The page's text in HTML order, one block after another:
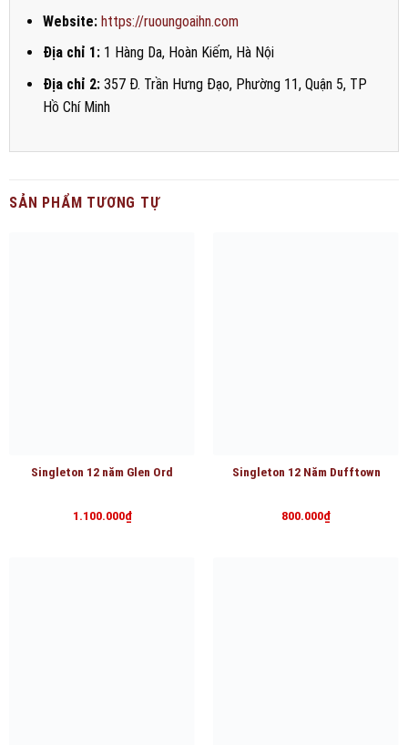
Website: https://ruoungoaihn.com
Địa chỉ 1:1 Hàng Da, Hoàn Kiếm, Hà Nội
Địa chỉ 2:357 Đ. Trần Hưng Đạo, Phường 11, Quận 5, TP
Hồ Chí Minh
SẢN PHẨM TƯƠNG TỰ
Singleton 12 năm Glen Ord Singleton 12 Năm Dufftown